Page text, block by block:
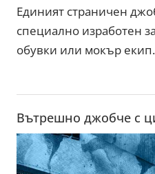
Единият страничен
специално изработен
обувки или мокър екип.
Вътрешно джобче с